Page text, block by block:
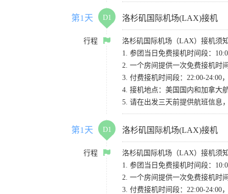
第1天 D1 洛杉矶国际机场(LAX)接机
行程
洛杉矶国际机场（LAX）接机须
1. 参团当日免费接机时间段：
2. 一个房间提供一次免费接机时
3. 付费接机时间段：22:00-24:00
4. 接机地点：美国国内和加拿大
5. 请在出发三天前提供航班信息
第1天 D1 洛杉矶国际机场(LAX)接机
行程
洛杉矶国际机场（LAX）接机须
1. 参团当日免费接机时间段：
2. 一个房间提供一次免费接机时
3. 付费接机时间段：22:00-24:00